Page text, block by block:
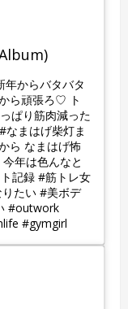
からバタバタ
ら頑張ろ♡ ト
ぱり筋肉減った
なまはげ柴灯ま
ら なまはげ怖
今年は色んなと
記録 #筋トレ女
たい #美ボデ
#outwork
#gymgirl